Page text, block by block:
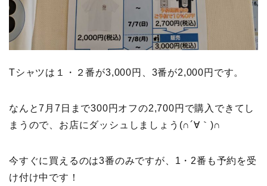
Tシャツは１・２番が3,000円、3番が2,000円です。
なんと7月7日まで300円オフの2,700円で購入できてし
まうので、お店にダッシュしましょう(∩´∀｀)∩
今すぐに買えるのは3番のみですが、1・2番も予約を受
け付け中です！